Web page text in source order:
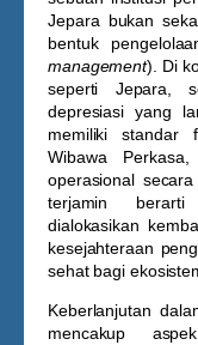
Jepara bukan
bentuk
management). Di
seperti Jepara,
depresiasi yang
memiliki standar
Wibawa
operasional
terjamin
dialokasikan
kesejahteraan
sehat bagi
Keberlanjutan
mencakup